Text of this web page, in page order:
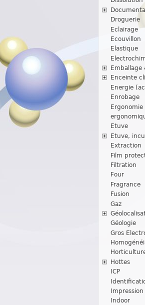
Droguerie
Eclairage
Ecouvillon
Elastique
Emballage
Enceinte
Energie
Enrobage
Ergonomie
Etuve
Etuve,
Extraction
Film
Filtration
Four
Fragrance
Fusion
Gaz
Géologie
Gros
Hottes
ICP
Impression
Indoor